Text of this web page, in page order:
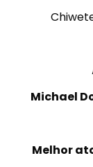
Michael
Melhor